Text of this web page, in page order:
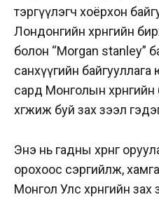
тэргүүлэгч хоёрхон
Лондонгийн хөрөнгийн
болон “Morgan stanley”
санхүүгийн байгууллага
сард Монголын
хөгжиж буй зах зээл
Энэ нь гадны хөрөнгө
орохоос сэргийлж,
Монгол Улс хөрөнгийн